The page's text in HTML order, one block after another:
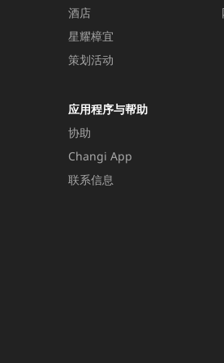
酒店
星耀樟宜
策划活动
应用程序与帮助
协助
Changi App
联系信息